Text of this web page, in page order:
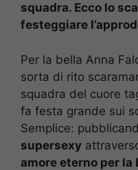
squadra. Ecco lo
festeggiare
Per la bella Anna
sorta di rito
squadra del cuore
fa festa grande sui
Semplice:
supersexy
amore eterno per la